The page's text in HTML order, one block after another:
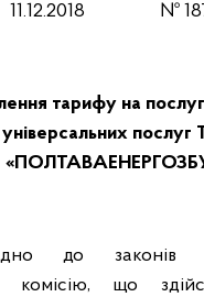
11.12.2018 №
тарифу на
універсальних послуг
до законів
комісію, що